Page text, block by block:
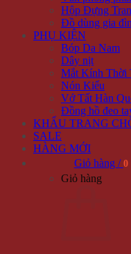
Hộp Đựng
Đồ dùng gia
PHỤ KIỆN
Bóp Da Nam
Dây nịt
Mắt Kính Thời
Nón Kiểu
Vớ Tất Hàn
Đồng hồ đeo
KHẨU TRANG
SALE
HÀNG MỚI
Giỏ hàng / 0
Giỏ hàng